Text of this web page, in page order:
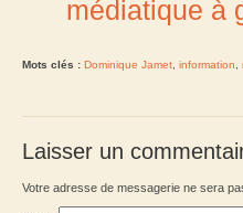
médiatique à
Mots clés : Dominique Jamet information
Laisser un
Votre adresse de messagerie ne sera